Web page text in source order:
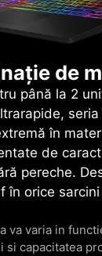
de
până la 2
seria
în
de
pereche.
în orice
va varia in
si capacitatea